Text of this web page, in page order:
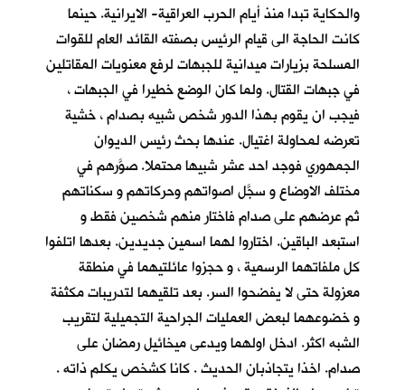
والحكاية تبدا منذ أيام الحرب العراقية- الايرانية. حينما
كانت الحاجة الى قيام الرئيس بصفته القائد العام للقوات
المسلحة بزيارات ميدانية للجبهات لرفع معنويات المقاتلين
في جبهات القتال. ولما كان الوضع خطيرا في الجبهات ،
فيجب ان يقوم بهذا الدور شخص شبيه بصدام ، خشية
تعرضه لمحاولة اغتيال. عندها بحث رئيس الديوان
الجمهوري فوجد احد عشر شبيها محتملا. صوَّرهم في
مختلف الاوضاع و سجَّل اصواتهم وحركاتهم و سكناتهم
ثم عرضهم على صدام فاختار منهم شخصين فقط و
استبعد الباقين. اختاروا لهما اسمين جديدين. بعدها اتلفوا
كل ملفاتهما الرسمية ، و حجزوا عائلتيهما في منطقة
معزولة حتى لا يفضحوا السر. بعد تلقيهما لتدريبات مكثفة
و خضوعهما لبعض العمليات الجراحية التجميلية لتقريب
الشبه اكثر. ادخل اولهما ويدعى ميخائيل رمضان على
صدام. اخذا يتجاذبان الحديث . كانا كشخص يكلم ذاته .